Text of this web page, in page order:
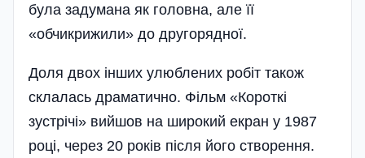
була задумана як головна, але її
«обчикрижили» до другорядної.
Доля двох інших улюблених робіт також
склалась драматично. Фільм «Короткі
зустрічі» вийшов на широкий екран у 1987
році, через 20 років після його створення.